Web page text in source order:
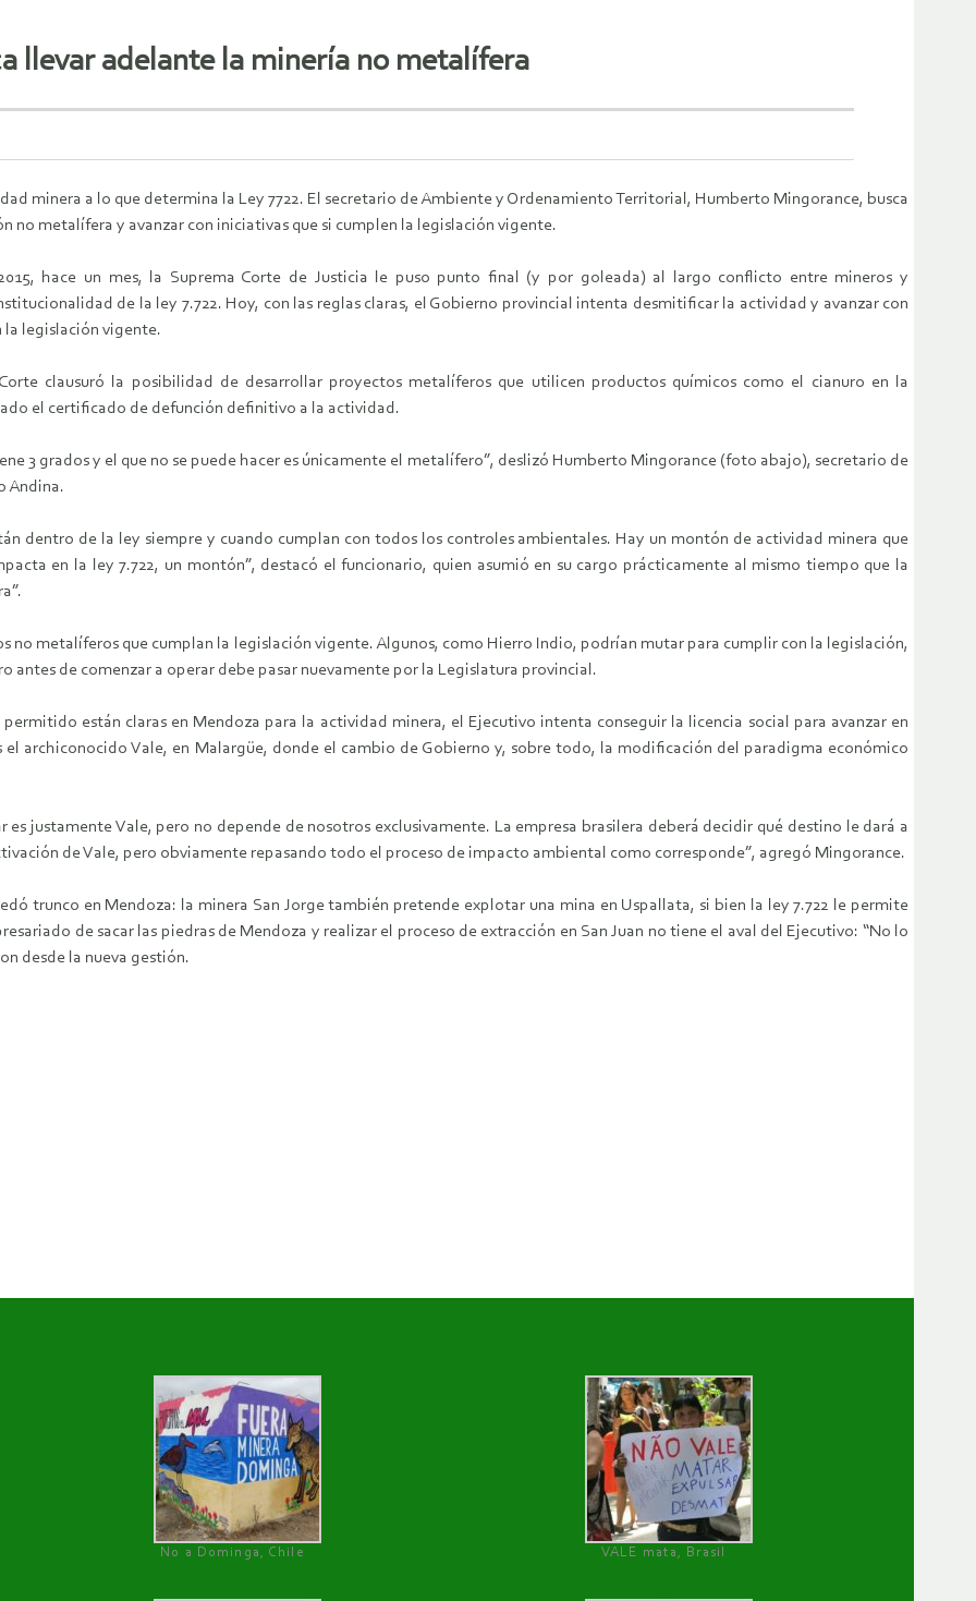
llevar adelante la minería no metalífera
minera a lo que determina la Ley 7722. El secretario de Ambiente y Ordenamiento Territorial, Humberto Mingorance, busca
no metalífera y avanzar con iniciativas que si cumplen la legislación vigente.
hace un mes, la Suprema Corte de Justicia le puso punto final (y por goleada) al largo conflicto entre mineros y
de la ley 7.722. Hoy, con las reglas claras, el Gobierno provincial intenta desmitificar la actividad y avanzar con
la legislación vigente.
clausuró la posibilidad de desarrollar proyectos metalíferos que utilicen productos químicos como el cianuro en la
el certificado de defunción definitivo a la actividad.
3 grados y el que no se puede hacer es únicamente el metalífero”, deslizó Humberto Mingorance (foto abajo), secretario de
Andina.
dentro de la ley siempre y cuando cumplan con todos los controles ambientales. Hay un montón de actividad minera que
en la ley 7.722, un montón”, destacó el funcionario, quien asumió en su cargo prácticamente al mismo tiempo que la
no metalíferos que cumplan la legislación vigente. Algunos, como Hierro Indio, podrían mutar para cumplir con la legislación,
antes de comenzar a operar debe pasar nuevamente por la Legislatura provincial.
están claras en Mendoza para la actividad minera, el Ejecutivo intenta conseguir la licencia social para avanzar en
archiconocido Vale, en Malargüe, donde el cambio de Gobierno y, sobre todo, la modificación del paradigma económico
justamente Vale, pero no depende de nosotros exclusivamente. La empresa brasilera deberá decidir qué destino le dará a
de Vale, pero obviamente repasando todo el proceso de impacto ambiental como corresponde”, agregó Mingorance.
trunco en Mendoza: la minera San Jorge también pretende explotar una mina en Uspallata, si bien la ley 7.722 le permite
de sacar las piedras de Mendoza y realizar el proceso de extracción en San Juan no tiene el aval del Ejecutivo: “No lo
desde la nueva gestión.
No a Dominga, Chile
VALE mata, Brasil